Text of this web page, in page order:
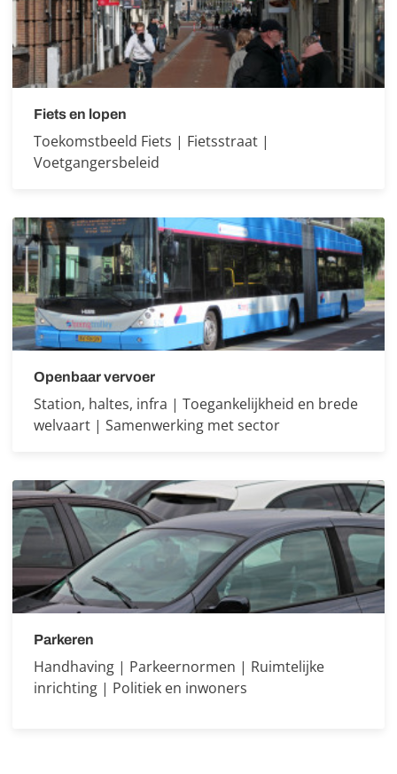
Fiets en lopen
Toekomstbeeld Fiets | Fietsstraat |
Voetgangersbeleid
Openbaar vervoer
Station, haltes, infra | Toegankelijkheid en brede
welvaart | Samenwerking met sector
Parkeren
Handhaving | Parkeernormen | Ruimtelijke
inrichting | Politiek en inwoners